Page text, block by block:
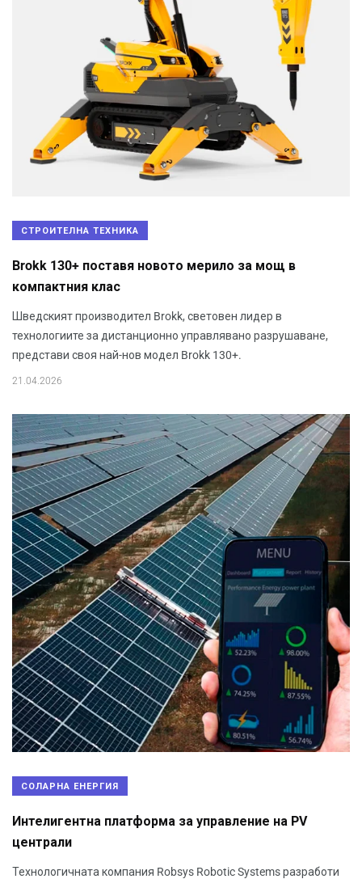
СТРОИТЕЛНА ТЕХНИКА
Brokk 130+ поставя новото мерило за мощ в
компактния клас
Шведският производител Brokk, световен лидер в
технологиите за дистанционно управлявано разрушаване,
представи своя най-нов модел Brokk 130+.
21.04.2026
СОЛАРНА ЕНЕРГИЯ
Интелигентна платформа за управление на PV
централи
Технологичната компания Robsys Robotic Systems разработи